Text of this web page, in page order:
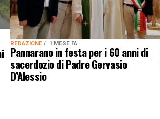
REDAZIONE 1 MESE FA
Pannarano in festa per i 60 anni di
sacerdozio di Padre Gervasio
D’Alessio